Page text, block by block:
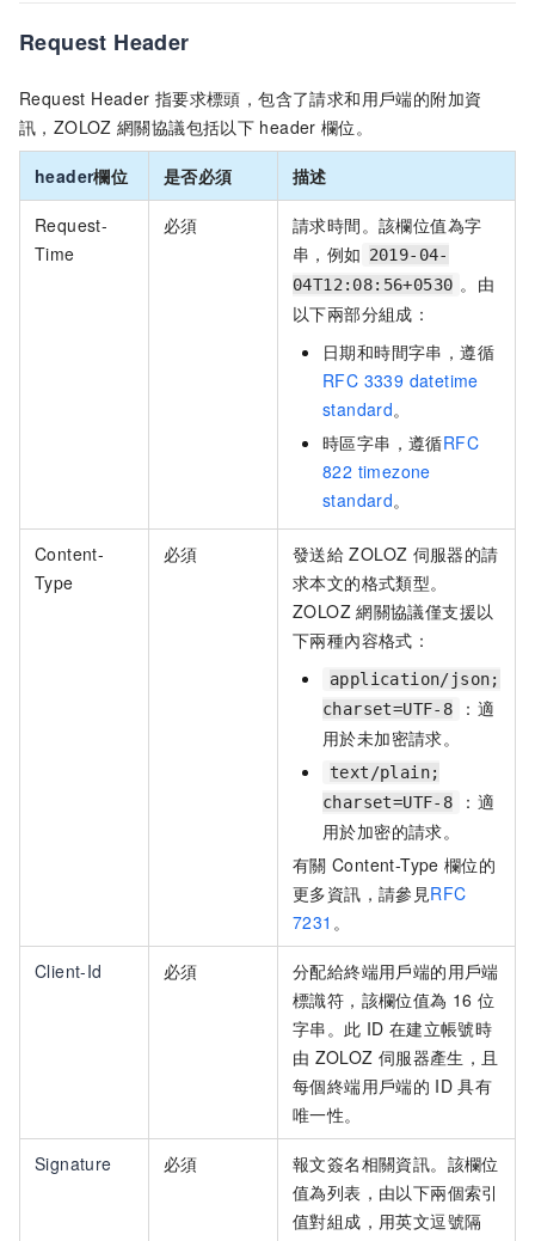
Request Header
Request Header 指要求標頭，包含了請求和用戶端的附加資
訊，ZOLOZ 網關協議包括以下 header 欄位。
header欄位 是否必須 描述
Request-
Time
必須
請求時間。該欄位值為字
串，例如 2019-04-
04T12:08:56+0530 。由
以下兩部分組成：
日期和時間字串，遵循
RFC 3339 datetime
standard。
時區字串，遵循RFC
822 timezone
standard。
Content-
Type
必須 發送給 ZOLOZ 伺服器的請
求本文的格式類型。
ZOLOZ 網關協議僅支援以
下兩種內容格式：
application/json;
charset=UTF-8
：適
用於未加密請求。
text/plain;
charset=UTF-8
：適
用於加密的請求。
有關 Content-Type 欄位的
更多資訊，請參見RFC
7231 。
Client-Id 必須
分配給終端用戶端的用戶端
標識符，該欄位值為 16 位
字串。此 ID 在建立帳號時
由 ZOLOZ 伺服器產生，且
每個終端用戶端的 ID 具有
唯一性。
Signature 必須
報文簽名相關資訊。該欄位
值為列表，由以下兩個索引
值對組成，用英文逗號隔